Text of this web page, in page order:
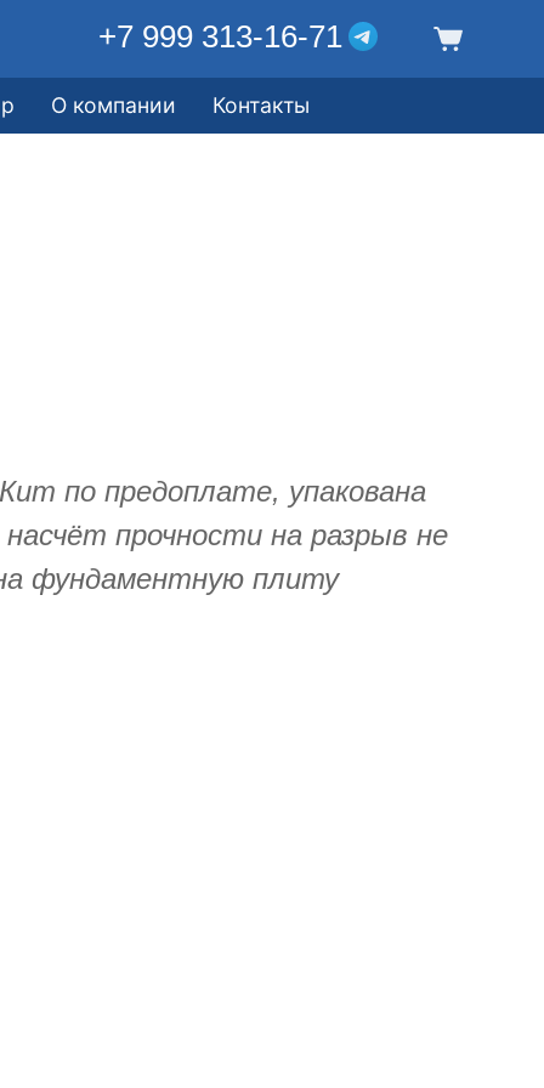
+7 999 313-16-71
О компании Контакты
по предоплате, упакована
прочности на разрыв не
фундаментную плиту